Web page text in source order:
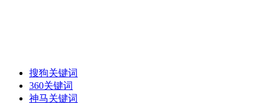
搜狗关键词
360关键词
神马关键词